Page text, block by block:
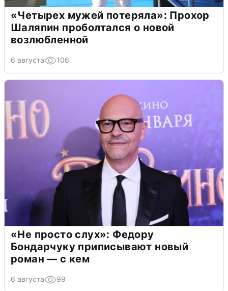
«Четырех мужей потеряла»: Прохор
Шаляпин проболтался о новой
возлюбленной
6 августа 106
«Не просто слух»: Федору
Бондарчуку приписывают новый
роман — с кем
6 августа 99